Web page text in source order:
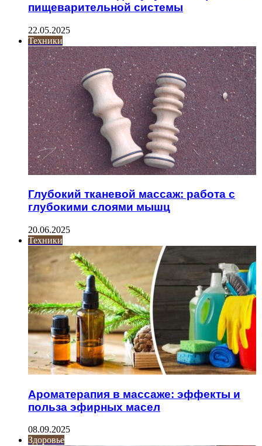
пищеварительной системы
22.05.2025
Техники
Глубокий тканевой массаж: работа с
глубокими слоями мышц
20.06.2025
Техники
Ароматерапия в массаже: эффекты и
польза эфирных масел
08.09.2025
Здоровье